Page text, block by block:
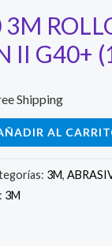
II G40+
Shipping
AL
3M,
3M